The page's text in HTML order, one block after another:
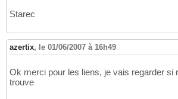
Starec
azertix, le 01/06/2007 à 16h49
Ok merci pour les liens, je vais regarder si
trouve